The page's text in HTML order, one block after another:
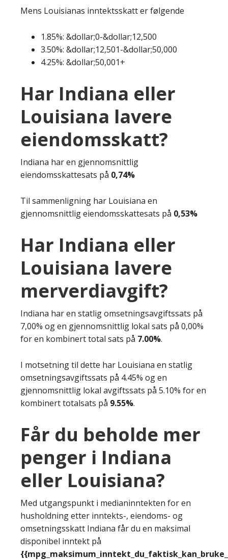
Mens Louisianas inntektsskatt er følgende
1.85%: &dollar;0-&dollar;12,500
3.50%: &dollar;12,501-&dollar;50,000
4.25%: &dollar;50,001+
Har Indiana eller
Louisiana lavere
eiendomsskatt?
Indiana har en gjennomsnittlig
eiendomsskattesats på 0,74%
Til sammenligning har Louisiana en
gjennomsnittlig eiendomsskattesats på 0,53%
Har Indiana eller
Louisiana lavere
merverdiavgift?
Indiana har en statlig omsetningsavgiftssats på
7,00% og en gjennomsnittlig lokal sats på 0,00%
for en kombinert total sats på 7.00%.
I motsetning til dette har Louisiana en statlig
omsetningsavgiftssats på 4.45% og en
gjennomsnittlig lokal avgiftssats på 5.10% for en
kombinert totalsats på 9.55%.
Får du beholde mer
penger i Indiana
eller Louisiana?
Med utgangspunkt i medianinntekten for en
husholdning etter inntekts-, eiendoms- og
omsetningsskatt Indiana får du en maksimal
disponibel inntekt på